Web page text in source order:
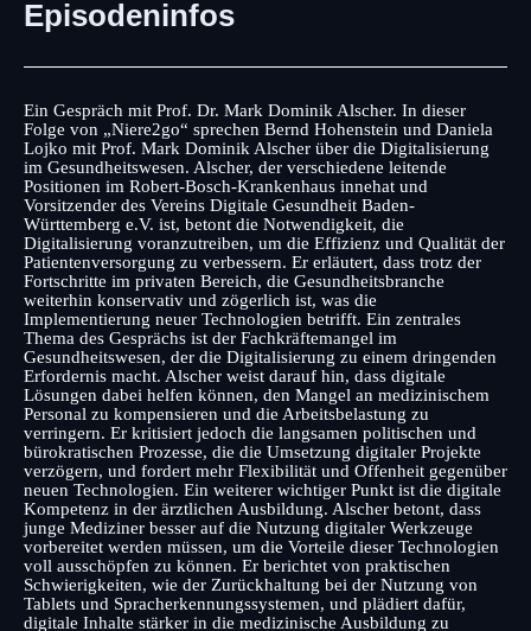
Episodeninfos
Ein Gespräch mit Prof. Dr. Mark Dominik Alscher. In dieser
Folge von „Niere2go“ sprechen Bernd Hohenstein und Daniela
Lojko mit Prof. Mark Dominik Alscher über die Digitalisierung
im Gesundheitswesen. Alscher, der verschiedene leitende
Positionen im Robert-Bosch-Krankenhaus innehat und
Vorsitzender des Vereins Digitale Gesundheit Baden-
Württemberg e.V. ist, betont die Notwendigkeit, die
Digitalisierung voranzutreiben, um die Effizienz und Qualität der
Patientenversorgung zu verbessern. Er erläutert, dass trotz der
Fortschritte im privaten Bereich, die Gesundheitsbranche
weiterhin konservativ und zögerlich ist, was die
Implementierung neuer Technologien betrifft. Ein zentrales
Thema des Gesprächs ist der Fachkräftemangel im
Gesundheitswesen, der die Digitalisierung zu einem dringenden
Erfordernis macht. Alscher weist darauf hin, dass digitale
Lösungen dabei helfen können, den Mangel an medizinischem
Personal zu kompensieren und die Arbeitsbelastung zu
verringern. Er kritisiert jedoch die langsamen politischen und
bürokratischen Prozesse, die die Umsetzung digitaler Projekte
verzögern, und fordert mehr Flexibilität und Offenheit gegenüber
neuen Technologien. Ein weiterer wichtiger Punkt ist die digitale
Kompetenz in der ärztlichen Ausbildung. Alscher betont, dass
junge Mediziner besser auf die Nutzung digitaler Werkzeuge
vorbereitet werden müssen, um die Vorteile dieser Technologien
voll ausschöpfen zu können. Er berichtet von praktischen
Schwierigkeiten, wie der Zurückhaltung bei der Nutzung von
Tablets und Spracherkennungssystemen, und plädiert dafür,
digitale Inhalte stärker in die medizinische Ausbildung zu